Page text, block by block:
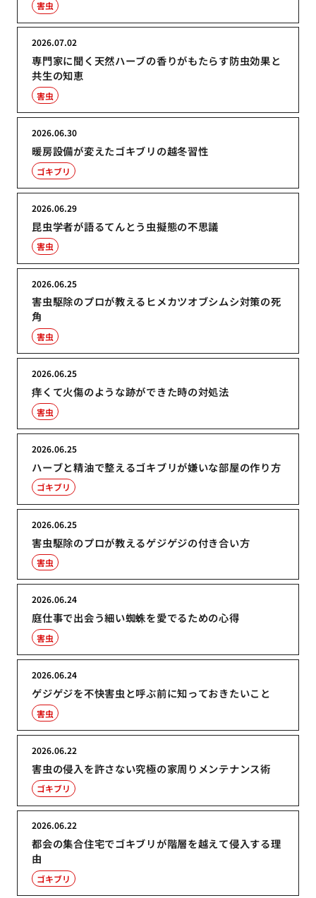
害虫
専門家に聞く天然ハーブの香りがもたらす防虫効果と
共生の知恵
2026.07.02
害虫
暖房設備が変えたゴキブリの越冬習性
2026.06.30
ゴキブリ
昆虫学者が語るてんとう虫擬態の不思議
2026.06.29
害虫
害虫駆除のプロが教えるヒメカツオブシムシ対策の死
角
2026.06.25
害虫
痒くて火傷のような跡ができた時の対処法
2026.06.25
害虫
ハーブと精油で整えるゴキブリが嫌いな部屋の作り方
2026.06.25
ゴキブリ
害虫駆除のプロが教えるゲジゲジの付き合い方
2026.06.25
害虫
庭仕事で出会う細い蜘蛛を愛でるための心得
2026.06.24
害虫
ゲジゲジを不快害虫と呼ぶ前に知っておきたいこと
2026.06.24
害虫
害虫の侵入を許さない究極の家周りメンテナンス術
2026.06.22
ゴキブリ
都会の集合住宅でゴキブリが階層を越えて侵入する理
由
2026.06.22
ゴキブリ